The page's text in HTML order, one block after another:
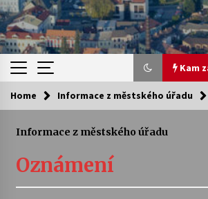
Kam
Kam za kulturou?
Sukuba Ensemble
4. 8. 2026
Home Informace z městského úřadu
Informace z městského úřadu
Oznámení